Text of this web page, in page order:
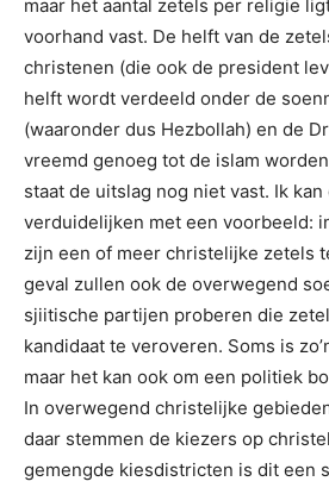
maar het aantal zetels per religie
voorhand vast. De helft van de
christenen (die ook de president
helft wordt verdeeld onder de
(waaronder dus Hezbollah) en de
vreemd genoeg tot de islam
staat de uitslag nog niet vast. Ik
verduidelijken met een voorbeeld:
zijn een of meer christelijke zetels
geval zullen ook de overwegend
sjiitische partijen proberen die
kandidaat te veroveren. Soms is
maar het kan ook om een politiek
In overwegend christelijke
daar stemmen de kiezers op
gemengde kiesdistricten is dit een